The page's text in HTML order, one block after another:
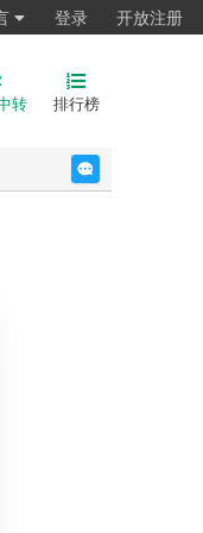
登录 开放注册
转 排行榜